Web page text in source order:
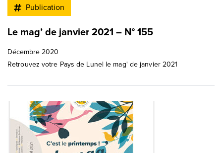
Publication
Le mag’ de janvier 2021 – N° 155
Décembre 2020
Retrouvez votre Pays de Lunel le mag' de janvier 2021